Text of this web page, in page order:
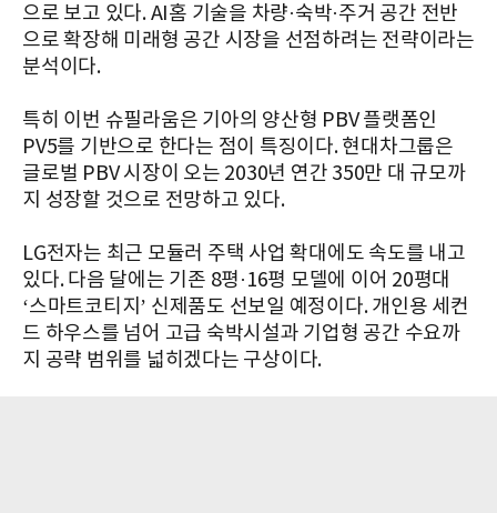
으로 보고 있다. AI홈 기술을 차량·숙박·주거 공간 전반
으로 확장해 미래형 공간 시장을 선점하려는 전략이라는
분석이다.
특히 이번 슈필라움은 기아의 양산형 PBV 플랫폼인
PV5를 기반으로 한다는 점이 특징이다. 현대차그룹은
글로벌 PBV 시장이 오는 2030년 연간 350만 대 규모까
지 성장할 것으로 전망하고 있다.
LG전자는 최근 모듈러 주택 사업 확대에도 속도를 내고
있다. 다음 달에는 기존 8평·16평 모델에 이어 20평대
‘스마트코티지’ 신제품도 선보일 예정이다. 개인용 세컨
드 하우스를 넘어 고급 숙박시설과 기업형 공간 수요까
지 공략 범위를 넓히겠다는 구상이다.